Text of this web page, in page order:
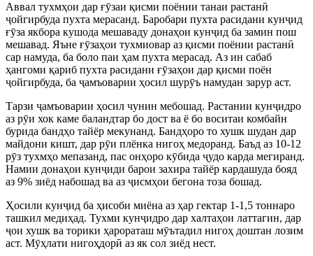
Аввал тухмҳои дар ғӯзаи қисми поёнии танаи растанӣ
ҷойгирбуда пухта мерасанд. Баробари пухта расидани кунҷид
ғӯза якбора кушода мешаваду донаҳои кунҷид ба замин пош
мешавад. Яъне ғӯзаҳои тухмиовар аз қисми поёнии растанӣ
сар намуда, ба боло паи ҳам пухта мерасад. Аз ин сабаб
ҳангоми қариб пухта расидани ғӯзаҳои дар қисми поён
ҷойгирбуда, ба ҷамъоварии ҳосил шурӯъ намудан зарур аст.
Тарзи ҷамъоварии ҳосил чунин мебошад. Растании кунҷидро
аз рӯи хок каме баландтар бо дост ва ё бо воситаи комбайн
бурида бандҳо тайёр мекунанд. Бандҳоро то хушк шудан дар
майдони кишт, дар рӯи плёнка нигоҳ медоранд. Баъд аз 10-12
рӯз тухмҳо мепазанд, пас онҳоро кӯбида ҷудо карда мегиранд.
Намии донаҳои кунҷиди барои захира тайёр кардашуда бояд
аз 9% зиёд набошад ва аз ҷисмҳои бегона тоза бошад.
Ҳосили кунҷид ба ҳисоби миёна аз ҳар гектар 1-1,5 тоннаро
ташкил медиҳад. Тухми кунҷидро дар халтаҳои латтагин, дар
ҷои хушк ва торики ҳарораташ мӯътадил нигоҳ доштан лозим
аст. Мӯҳлати нигоҳдорӣ аз як сол зиёд нест.